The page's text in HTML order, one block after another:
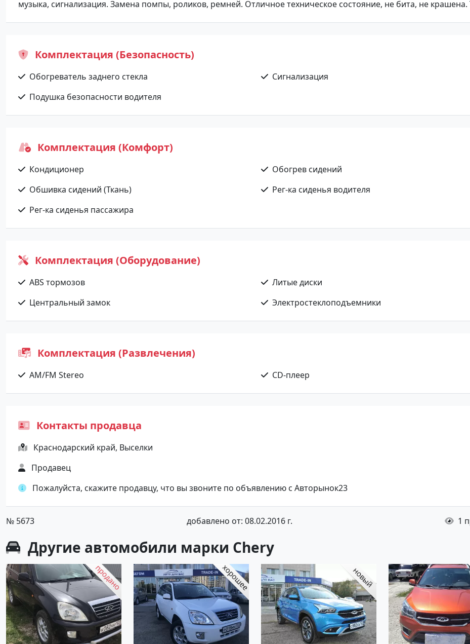
музыка, сигнализация. Замена помпы, роликов, ремней. Отличное техническое состояние, не бита, не крашена.
Комплектация (Безопасность)
Обогреватель заднего стекла
Сигнализация
Подушка безопасности водителя
Комплектация (Комфорт)
Кондиционер
Обогрев сидений
Обшивка сидений (Ткань)
Рег-ка сиденья водителя
Рег-ка сиденья пассажира
Комплектация (Оборудование)
ABS тормозов
Литые диски
Центральный замок
Электростеклоподъемники
Комплектация (Развлечения)
AM/FM Stereo CD-плеер
Контакты продавца
Краснодарский край, Выселки
Продавец
Пожалуйста, скажите продавцу, что вы звоните по объявлению с Авторынок23
№ 5673 добавлено от: 08.02.2016 г. 1
Другие автомобили марки Chery